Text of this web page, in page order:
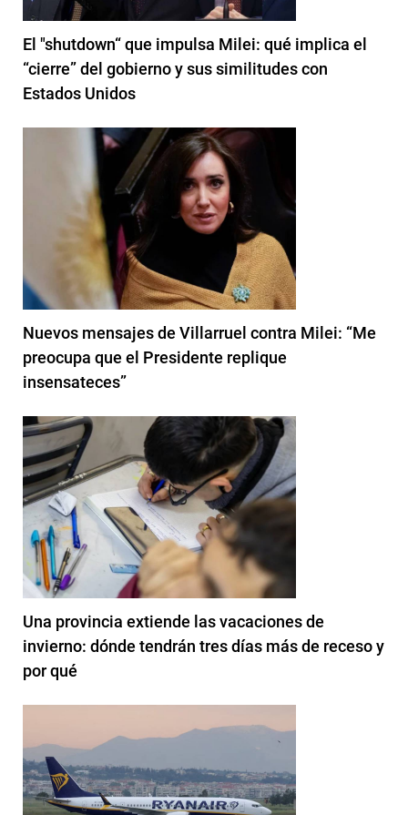
El "shutdown“ que impulsa Milei: qué implica el
“cierre” del gobierno y sus similitudes con
Estados Unidos
Nuevos mensajes de Villarruel contra Milei: “Me
preocupa que el Presidente replique
insensateces”
Una provincia extiende las vacaciones de
invierno: dónde tendrán tres días más de receso y
por qué